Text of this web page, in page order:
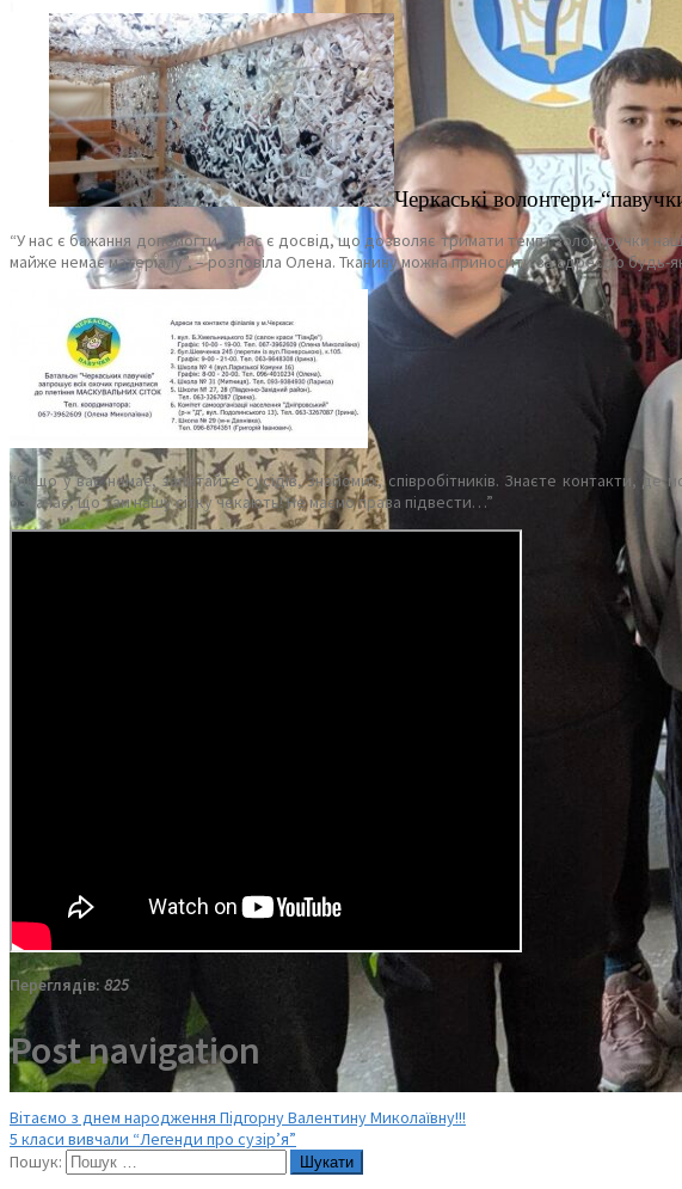
Черкаські волонтери-
“У нас є бажання допомогти, у нас є досвід, що дозволяє тримати темп і золоті ручки
майже немає матеріалу”, – розповіла Олена. Тканину можна приносити за адресою будь-
“Якщо у вас немає, запитайте сусідів, знайомих, співробітників. Знаєте контакти,
означає, що там нашу сітку чекають! Не маємо права підвести…”
Переглядів: 825
Post navigation
Вітаємо з днем народження Підгорну Валентину Миколаївну!!!
5 класи вивчали “Легенди про сузір’я”
Пошук: